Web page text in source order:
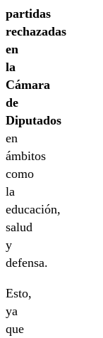
partidas
rechazadas
en
la
Cámara
de
Diputados
en
ámbitos
como
la
educación,
salud
y
defensa.
Esto,
ya
que